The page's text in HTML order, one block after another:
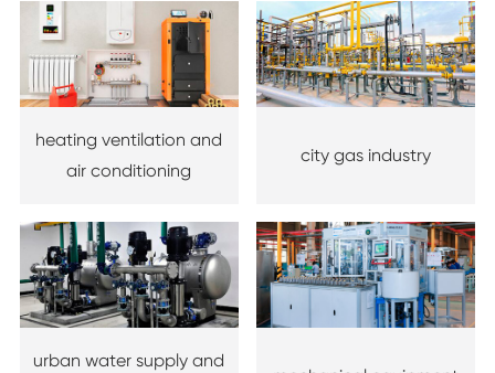
heating ventilation and
air conditioning
city gas industry
urban water supply and